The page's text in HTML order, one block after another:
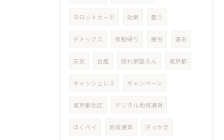
タロットカード 効果 整う
デトックス 夜勤帰り 疲労 週末
天気 台風 隠れ家座ろん 東京都
キャッシュレス キャンペーン
東京都北区 デジタル地域通貨
ほくペイ 地域通貨 汗っかき